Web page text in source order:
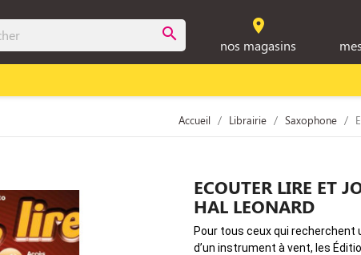
search room
nos magasins
Accueil Librairie Saxophone
ECOUTER LIRE ET
HAL LEONARD
Pour tous ceux qui recherchent
d’un instrument à vent, les